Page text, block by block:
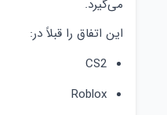
می‌گیرد.
این اتفاق را قبلاً در:
CS2
Roblox